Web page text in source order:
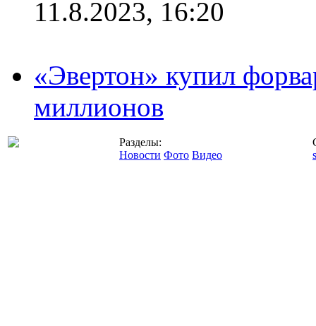
11.8.2023, 16:20
«Эвертон» купил
миллионов
Разделы:
Новости Фото Видео